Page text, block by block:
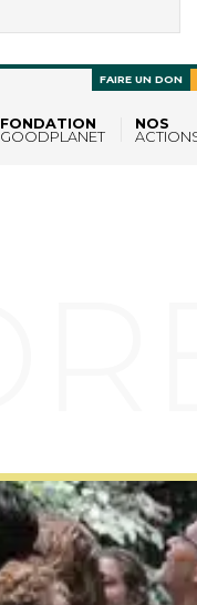
FONDATION
GOODPLANET
NOS
FAIRE UN DON